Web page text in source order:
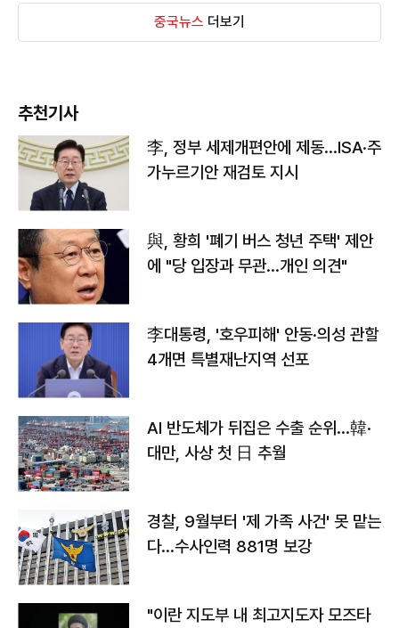
중국뉴스 더보기
추천기사
李, 정부 세제개편안에 제동…ISA·주
가누르기안 재검토 지시
與, 황희 '폐기 버스 청년 주택' 제안
에 "당 입장과 무관…개인 의견"
李대통령, '호우피해' 안동·의성 관할
4개면 특별재난지역 선포
AI 반도체가 뒤집은 수출 순위…韓·
대만, 사상 첫 日 추월
경찰, 9월부터 '제 가족 사건' 못 맡는
다…수사인력 881명 보강
"이란 지도부 내 최고지도자 모즈타